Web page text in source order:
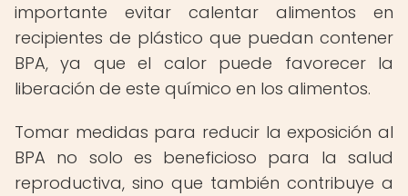
importante evitar calentar alimentos en
recipientes de plástico que puedan contener
BPA, ya que el calor puede favorecer la
liberación de este químico en los alimentos.
Tomar medidas para reducir la exposición al
BPA no solo es beneficioso para la salud
reproductiva, sino que también contribuye a